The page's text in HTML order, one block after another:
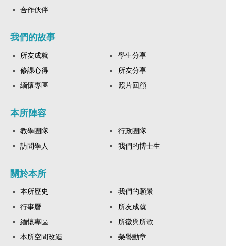
合作伙伴
我們的故事
所友成就
學生分享
修課心得
所友分享
緬懷專區
照片回顧
本所陣容
教學團隊
行政團隊
訪問學人
我們的博士生
關於本所
本所歷史
我們的願景
行事曆
所友成就
緬懷專區
所徽與所歌
本所空間改造
榮譽勳章